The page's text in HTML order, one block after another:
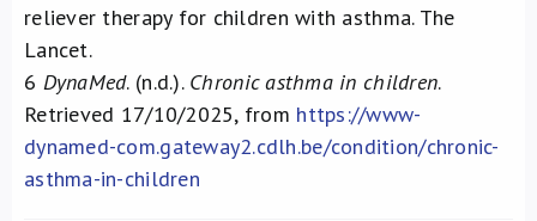
reliever therapy for children with asthma. The
Lancet.
6 DynaMed. (n.d.). Chronic asthma in children.
Retrieved 17/10/2025, from https://www-
dynamed-com.gateway2.cdlh.be/condition/chronic-
asthma-in-children